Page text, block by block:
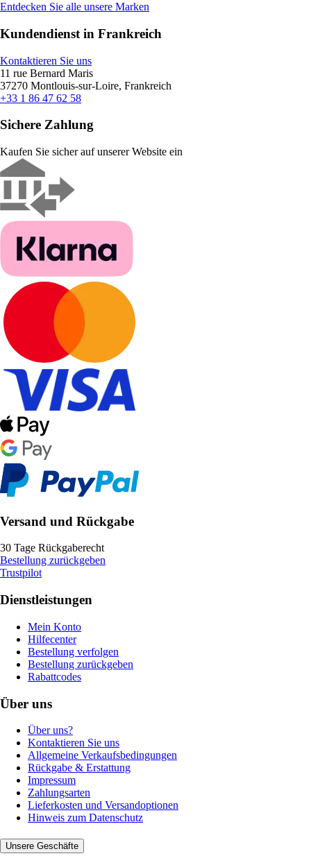
Entdecken Sie alle unsere Marken
Kundendienst in Frankreich
Kontaktieren Sie uns
11 rue Bernard Maris
37270 Montlouis-sur-Loire, Frankreich
+33 1 86 47 62 58
Sichere Zahlung
Kaufen Sie sicher auf unserer Website ein
Versand und Rückgabe
30 Tage Rückgaberecht
Bestellung zurückgeben
Trustpilot
Dienstleistungen
Mein Konto
Hilfecenter
Bestellung verfolgen
Bestellung zurückgeben
Rabattcodes
Über uns
Über uns?
Kontaktieren Sie uns
Allgemeine Verkaufsbedingungen
Rückgabe & Erstattung
Impressum
Zahlungsarten
Lieferkosten und Versandoptionen
Hinweis zum Datenschutz
Unsere Geschäfte